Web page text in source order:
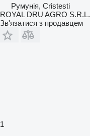
Румунія, Cristesti
ROYAL DRU AGRO S.R.L.
Зв'язатися з продавцем
1